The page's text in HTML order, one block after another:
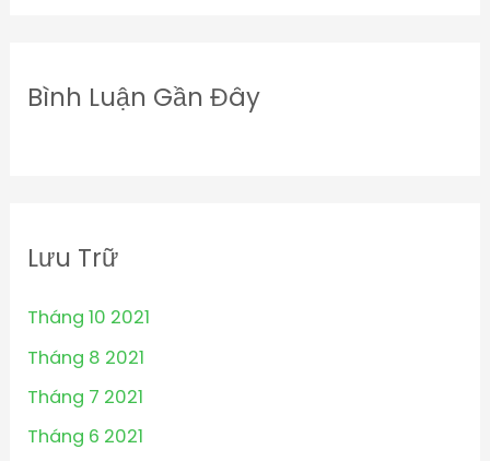
Bình Luận Gần Đây
Lưu Trữ
Tháng 10 2021
Tháng 8 2021
Tháng 7 2021
Tháng 6 2021